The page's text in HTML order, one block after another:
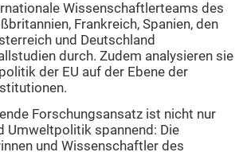
Wissenschaftlerteams des
Frankreich, Spanien, den
und Deutschland
durch. Zudem analysieren sie
der EU auf der Ebene der
Forschungsansatz ist nicht nur
Umweltpolitik spannend: Die
und Wissenschaftler des